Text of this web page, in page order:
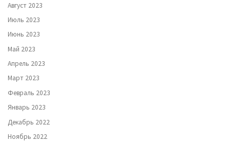
Август 2023
Июль 2023
Июнь 2023
Май 2023
Апрель 2023
Март 2023
Февраль 2023
Январь 2023
Декабрь 2022
Ноябрь 2022